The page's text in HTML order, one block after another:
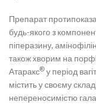
Препарат
будь-якого з
піперазину,
також хворим на
Атаракс® у період
містить у своєму
непереносимістю